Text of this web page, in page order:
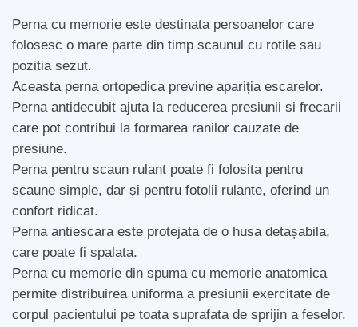
Perna cu memorie este destinata persoanelor care
folosesc o mare parte din timp scaunul cu rotile sau
pozitia sezut.
Aceasta perna ortopedica previne apariția escarelor.
Perna antidecubit ajuta la reducerea presiunii si frecarii
care pot contribui la formarea ranilor cauzate de
presiune.
Perna pentru scaun rulant poate fi folosita pentru
scaune simple, dar și pentru fotolii rulante, oferind un
confort ridicat.
Perna antiescara este protejata de o husa detașabila,
care poate fi spalata.
Perna cu memorie din spuma cu memorie anatomica
permite distribuirea uniforma a presiunii exercitate de
corpul pacientului pe toata suprafata de sprijin a feselor.